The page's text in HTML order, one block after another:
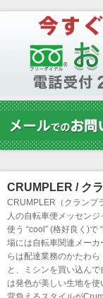
CRUMPLER / ク
CRUMPLER（クランプ
人の自転車便メッセン
使う “cool” (格好良く)
場には自転車関連メー
らは配達業務のかたわ
と、ミシンを買い込ん
は発色が美しい生地を